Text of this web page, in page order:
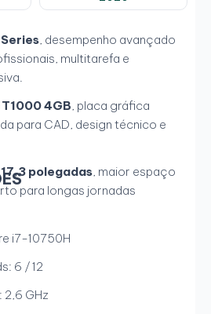
, desempenho avançado
multitarefa e
T1000 4GB , placa gráfica
para CAD, design técnico e
polegadas , maior espaço
para longas jornadas
i7-10750H
6 / 12
2,6 GHz